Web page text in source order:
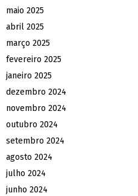
maio 2025
abril 2025
março 2025
fevereiro 2025
janeiro 2025
dezembro 2024
novembro 2024
outubro 2024
setembro 2024
agosto 2024
julho 2024
junho 2024